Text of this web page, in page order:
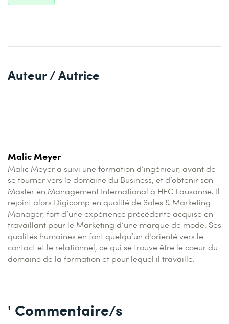
Auteur / Autrice
Malic Meyer
Malic Meyer a suivi une formation d’ingénieur, avant de
se tourner vers le domaine du Business, et d’obtenir son
Master en Management International à HEC Lausanne. Il
rejoint alors Digicomp en qualité de Sales & Marketing
Manager, fort d’une expérience précédente acquise en
travaillant pour le Marketing d’une marque de mode. Ses
qualités humaines en font quelqu’un d’orienté vers le
contact et le relationnel, ce qui se trouve être le coeur du
domaine de la formation et pour lequel il travaille.
' Commentaire/s